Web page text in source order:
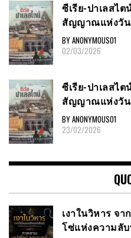
ซีเรีย​-ปาเลสไ
สัญญาณ​แห่งวัน
BY ANONYMOUS01
02/03/2026
ซีเรีย​-ปาเลสไ
สัญญาณ​แห่งวัน
BY ANONYMOUS01
23/02/2026
เงาในวิหาร จ
โซ่แห่งความลั